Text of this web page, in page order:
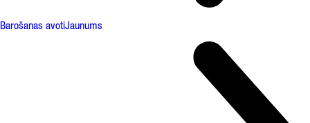
Barošanas avotiJaunums